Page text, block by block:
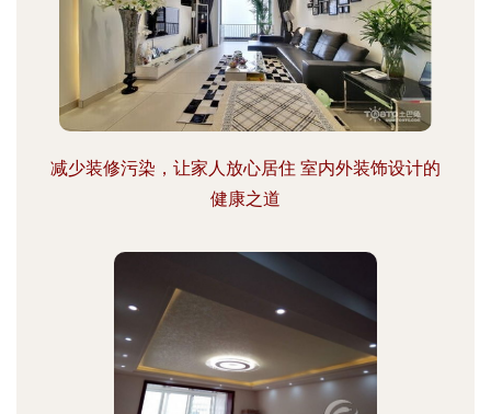
减少装修污染，让家人放心居住 室内外装饰设计的
健康之道